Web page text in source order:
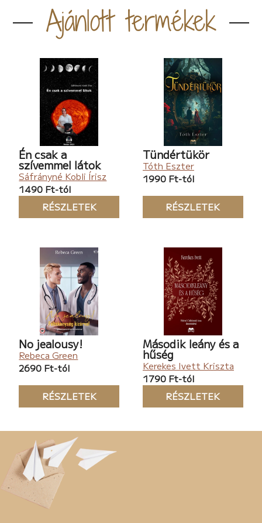
Ajánlott termékek
Én csak a
szívemmel látok
Sáfrányné Kobli Írisz
1490 Ft-tól
RÉSZLETEK
Tündértükör
Tóth Eszter
1990 Ft-tól
RÉSZLETEK
No jealousy!
Rebeca Green
2690 Ft-tól
RÉSZLETEK
Második leány és a
hűség
Kerekes Ivett Kriszta
1790 Ft-tól
RÉSZLETEK